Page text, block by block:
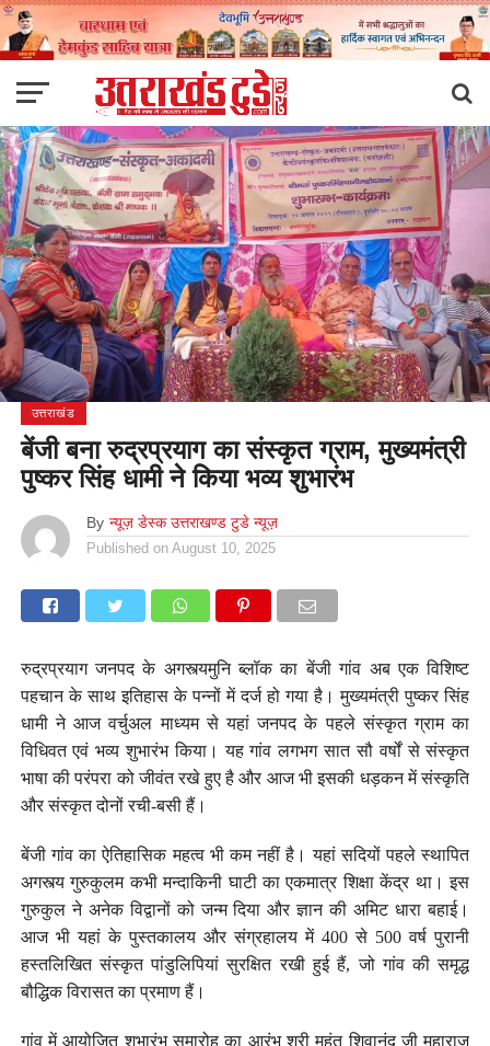
उत्तराखंड
बेंजी बना रुद्रप्रयाग का संस्कृत ग्राम, मुख्यमंत्री
पुष्कर सिंह धामी ने किया भव्य शुभारंभ
By न्यूज़ डेस्क उत्तराखण्ड टुडे न्यूज़
Published on August 10, 2025
रुद्रप्रयाग जनपद के अगस्त्यमुनि ब्लॉक का बेंजी गांव अब एक विशिष्ट
पहचान के साथ इतिहास के पन्नों में दर्ज हो गया है। मुख्यमंत्री पुष्कर सिंह
धामी ने आज वर्चुअल माध्यम से यहां जनपद के पहले संस्कृत ग्राम का
विधिवत एवं भव्य शुभारंभ किया। यह गांव लगभग सात सौ वर्षों से संस्कृत
भाषा की परंपरा को जीवंत रखे हुए है और आज भी इसकी धड़कन में संस्कृति
और संस्कृत दोनों रची-बसी हैं।
बेंजी गांव का ऐतिहासिक महत्व भी कम नहीं है। यहां सदियों पहले स्थापित
अगस्त्य गुरुकुलम कभी मन्दाकिनी घाटी का एकमात्र शिक्षा केंद्र था। इस
गुरुकुल ने अनेक विद्वानों को जन्म दिया और ज्ञान की अमिट धारा बहाई।
आज भी यहां के पुस्तकालय और संग्रहालय में 400 से 500 वर्ष पुरानी
हस्तलिखित संस्कृत पांडुलिपियां सुरक्षित रखी हुई हैं, जो गांव की समृद्ध
बौद्धिक विरासत का प्रमाण हैं।
गांव में आयोजित शुभारंभ समारोह का आरंभ श्री महंत शिवानंद जी महाराज